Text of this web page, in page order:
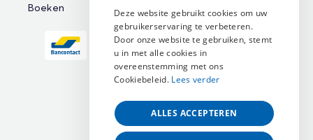
Boeken
FRANÇAIS
Deze website gebruikt cookies om uw
gebruikerservaring te verbeteren.
Door onze website te gebruiken, stemt
u in met alle cookies in
overeenstemming met ons
Cookiebeleid. Lees verder
ALLES ACCEPTEREN